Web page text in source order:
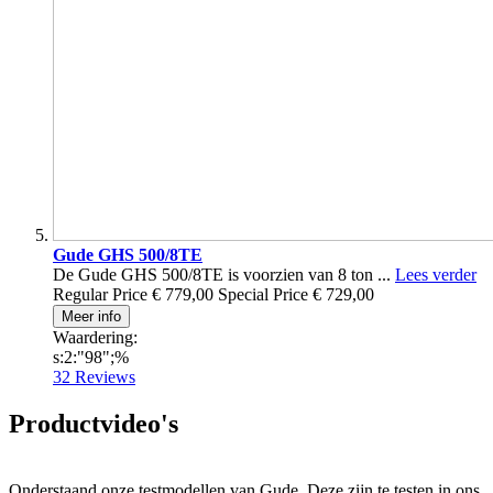
Gude GHS 500/8TE
De Gude GHS 500/8TE is voorzien van 8 ton ... Lees verder
Regular Price € 779,00 Special Price € 729,00
Meer info
Waardering:
s:2:"98";%
32 Reviews
Productvideo's